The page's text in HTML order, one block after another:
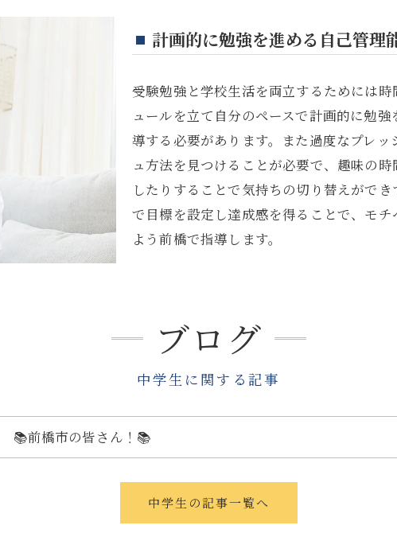
計画的に勉強を進める自己管理
受験勉強と学校生活を両立するためには
ュールを立て自分のペースで計画的に勉
導する必要があります。また過度なプレ
ュ方法を見つけることが必要で、趣味の
したりすることで気持ちの切り替えがで
で目標を設定し達成感を得ることで、モ
よう前橋で指導します。
ブログ
中学生に関する記事
📚前橋市の皆さん！📚
中学生の記事一覧へ